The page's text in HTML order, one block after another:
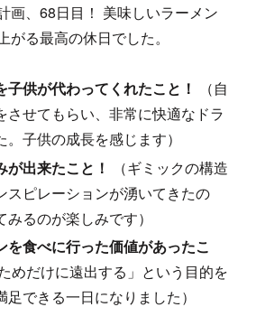
画、68日目！ 美味しいラーメン
がる最高の休日でした。
子供が代わってくれたこと！
（自
させてもらい、非常に快適なドラ
子供の成長を感じます）
出来たこと！
（ギミックの構造
スピレーションが湧いてきたの
るのが楽しみです）
を食べに行った価値があったこ
めだけに遠出する」という目的を
できる一日になりました）